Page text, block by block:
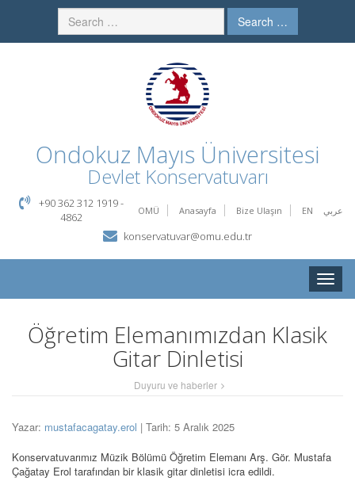
Search …
Ondokuz Mayıs Üniversitesi
Devlet Konservatuvarı
OMÜ Anasayfa Bize Ulaşın EN عربي
+90 362 312 1919 -
4862
konservatuvar@omu.edu.tr
Toggle
Öğretim Elemanımızdan Klasik
Gitar Dinletisi
Duyuru ve haberler
Yazar: mustafacagatay.erol | Tarih: 5 Aralık 2025
Konservatuvarımız Müzik Bölümü Öğretim Elemanı Arş. Gör. Mustafa
Çağatay Erol tarafından bir klasik gitar dinletisi icra edildi.